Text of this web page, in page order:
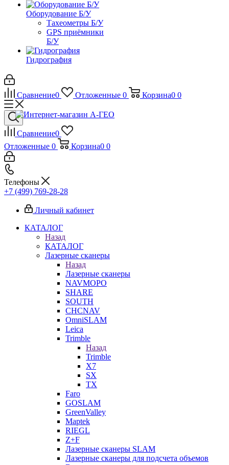
Оборудование Б/У
Тахеометры Б/У
GPS приёмники
Б/У
Гидрография
Сравнение0 Отложенные 0 Корзина0 0
Сравнение0
Отложенные 0 Корзина0 0
Телефоны
+7 (499) 769-28-28
Личный кабинет
КАТАЛОГ
Назад
КАТАЛОГ
Лазерные сканеры
Назад
Лазерные сканеры
NAVMOPO
SHARE
SOUTH
CHCNAV
OmniSLAM
Leica
Trimble
Назад
Trimble
X7
SX
TX
Faro
GOSLAM
GreenValley
Maptek
RIEGL
Z+F
Лазерные сканеры SLAM
Лазерные сканеры для подсчета объемов